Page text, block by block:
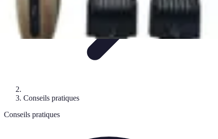
Conseils pratiques
Conseils pratiques